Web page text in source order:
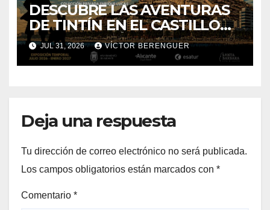
DESCUBRE LAS AVENTURAS
DE TINTÍN EN EL CASTILLO
DE SANTA BÁRBARA DE
ALICANTE
JUL 31, 2026 VÍCTOR BERENGUER
Deja una respuesta
Tu dirección de correo electrónico no será publicada.
Los campos obligatorios están marcados con *
Comentario *